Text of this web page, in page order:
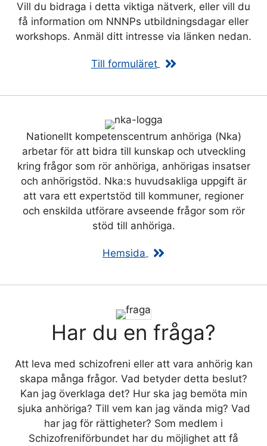
Vill du bidraga i detta viktiga nätverk, eller vill du
få information om NNNPs utbildningsdagar eller
workshops. Anmäl ditt intresse via länken nedan.
Till formuläret
Nationellt kompetenscentrum anhöriga (Nka)
arbetar för att bidra till kunskap och utveckling
kring frågor som rör anhöriga, anhörigas insatser
och anhörigstöd. Nka:s huvudsakliga uppgift är
att vara ett expertstöd till kommuner, regioner
och enskilda utförare avseende frågor som rör
stöd till anhöriga.
Hemsida
Har du en fråga?
Att leva med schizofreni eller att vara anhörig kan
skapa många frågor. Vad betyder detta beslut?
Kan jag överklaga det? Hur ska jag bemöta min
sjuka anhöriga? Till vem kan jag vända mig? Vad
har jag för rättigheter? Som medlem i
Schizofreniförbundet har du möjlighet att få